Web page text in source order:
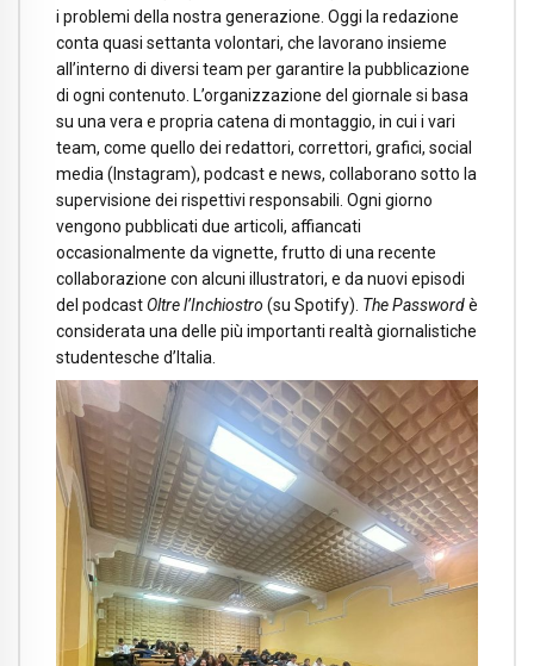
i problemi della nostra generazione. Oggi la redazione
conta quasi settanta volontari, che lavorano insieme
all’interno di diversi team per garantire la pubblicazione
di ogni contenuto. L’organizzazione del giornale si basa
su una vera e propria catena di montaggio, in cui i vari
team, come quello dei redattori, correttori, grafici, social
media (Instagram), podcast e news, collaborano sotto la
supervisione dei rispettivi responsabili. Ogni giorno
vengono pubblicati due articoli, affiancati
occasionalmente da vignette, frutto di una recente
collaborazione con alcuni illustratori, e da nuovi episodi
del podcastOltre l’Inchiostro (su Spotify). The Passwordè
considerata una delle più importanti realtà giornalistiche
studentesche d’Italia.